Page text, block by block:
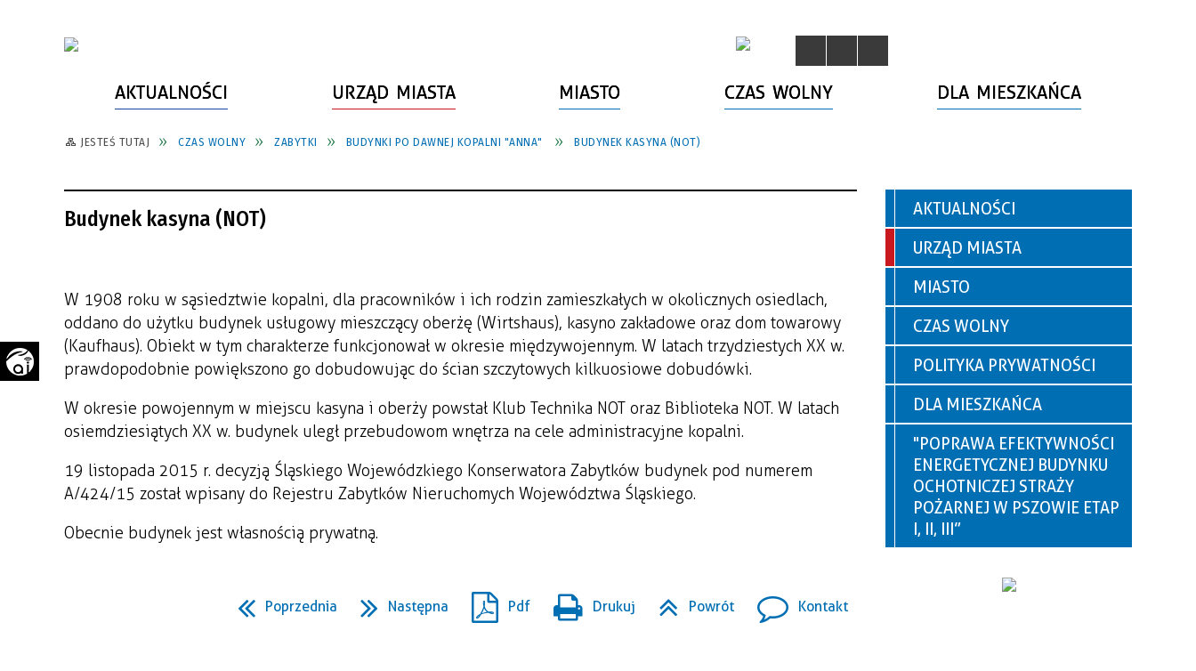
AKTUALNOŚCI URZĄD MIASTA
WŁADZE MIASTA
URZĄD STANU CYWILNEGO
BUDŻET MIASTA
STRATEGIE, PLANY, PROGRAMY
FUNDUSZE ZEWNĘTRZNE
MIASTO
INFORMACJE O MIEŚCIE
PARTNERZY, NGO
EDUKACJA
INWESTYCJE MIEJSKIE
POWIATOWY LIDER
PRZEDSIĘBIORCZOŚCI
WAŻNE TELEFONY
"PSZOW.PL"
CZAS WOLNY
SPORT
SZLAKI TURYSTYCZNE
DLA MIESZKAŃCA
ZAŁATW SPRAWĘ
BEZPIECZEŃSTWO
POMIAR SATYSFAKCJI KLIENTA
INFORMATOR
KOMUNIKACJA I TRANSPORT
ZAGOSPODAROWANIE
PRZESTRZENNE
JESTEŚ TUTAJ CZAS WOLNY ZABYTKI BUDYNKI PO DAWNEJ KOPALNI "ANNA" BUDYNEK KASYNA (NOT)
Budynek kasyna (NOT)
W 1908 roku w sąsiedztwie kopalni, dla pracowników i ich rodzin zamieszkałych w okolicznych osiedlach,
oddano do użytku budynek usługowy mieszczący oberżę (Wirtshaus), kasyno zakładowe oraz dom towarowy
(Kaufhaus). Obiekt w tym charakterze funkcjonował w okresie międzywojennym. W latach trzydziestych XX w.
prawdopodobnie powiększono go dobudowując do ścian szczytowych kilkuosiowe dobudówki.
W okresie powojennym w miejscu kasyna i oberży powstał Klub Technika NOT oraz Biblioteka NOT. W latach
osiemdziesiątych XX w. budynek uległ przebudowom wnętrza na cele administracyjne kopalni.
19 listopada 2015 r. decyzją Śląskiego Wojewódzkiego Konserwatora Zabytków budynek pod numerem
A/424/15 został wpisany do Rejestru Zabytków Nieruchomych Województwa Śląskiego.
Obecnie budynek jest własnością prywatną.
Poprzednia Następna Pdf Drukuj Powrót Kontakt
AKTUALNOŚCI
URZĄD MIASTA
MIASTO
CZAS WOLNY
POLITYKA PRYWATNOŚCI
DLA MIESZKAŃCA
"POPRAWA EFEKTYWNOŚCI
ENERGETYCZNEJ BUDYNKU
OCHOTNICZEJ STRAŻY
POŻARNEJ W PSZOWIE ETAP
I, II, III”